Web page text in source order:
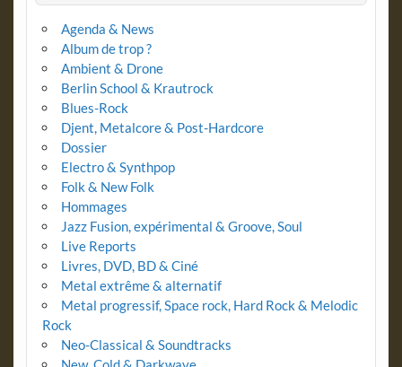
Agenda & News
Album de trop ?
Ambient & Drone
Berlin School & Krautrock
Blues-Rock
Djent, Metalcore & Post-Hardcore
Dossier
Electro & Synthpop
Folk & New Folk
Hommages
Jazz Fusion, expérimental & Groove, Soul
Live Reports
Livres, DVD, BD & Ciné
Metal extrême & alternatif
Metal progressif, Space rock, Hard Rock & Melodic
Rock
Neo-Classical & Soundtracks